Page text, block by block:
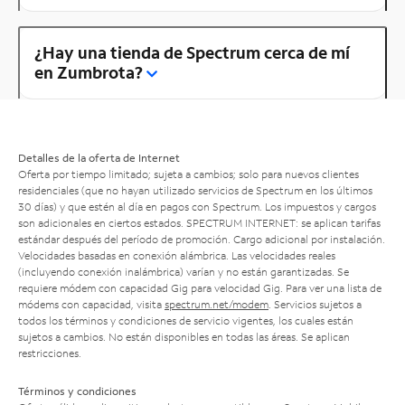
¿Hay una tienda de Spectrum cerca de mí
en Zumbrota?
Detalles de la oferta de Internet
Oferta por tiempo limitado; sujeta a cambios; solo para nuevos clientes
residenciales (que no hayan utilizado servicios de Spectrum en los últimos
30 días) y que estén al día en pagos con Spectrum. Los impuestos y cargos
son adicionales en ciertos estados. SPECTRUM INTERNET: se aplican tarifas
estándar después del período de promoción. Cargo adicional por instalación.
Velocidades basadas en conexión alámbrica. Las velocidades reales
(incluyendo conexión inalámbrica) varían y no están garantizadas. Se
requiere módem con capacidad Gig para velocidad Gig. Para ver una lista de
módems con capacidad, visita spectrum.net/modem . Servicios sujetos a
todos los términos y condiciones de servicio vigentes, los cuales están
sujetos a cambios. No están disponibles en todas las áreas. Se aplican
restricciones.
Términos y condiciones